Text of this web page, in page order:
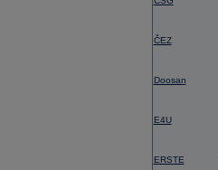
ČEZ
Doosan
E4U
ERSTE